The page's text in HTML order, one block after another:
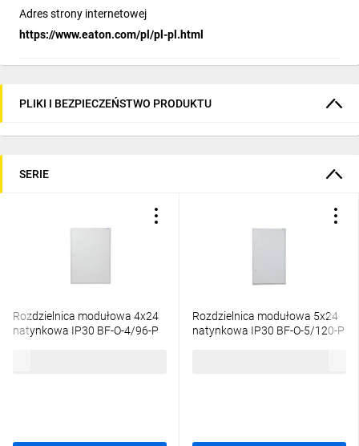
Adres strony internetowej
https://www.eaton.com/pl/pl-pl.html
PLIKI I BEZPIECZEŃSTWO PRODUKTU
SERIE
Rozdzielnica modułowa 4x24
natynkowa IP30 BF-O-4/96-P
Rozdzielnica modułowa 5x24
natynkowa IP30 BF-O-5/120-P